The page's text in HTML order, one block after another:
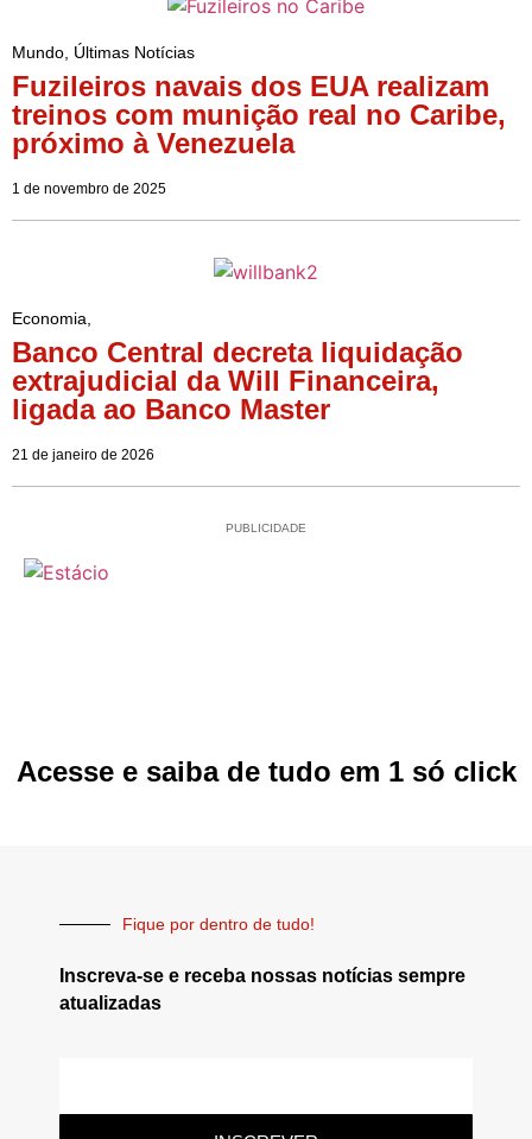
Mundo Últimas Notícias
Fuzileiros navais dos EUA realizam
treinos com munição real no Caribe,
próximo à Venezuela
1 de novembro de 2025
Economia,
Banco Central decreta liquidação
extrajudicial da Will Financeira,
ligada ao Banco Master
21 de janeiro de 2026
PUBLICIDADE
Acesse e saiba de tudo em 1 só click
Fique por dentro de tudo!
Inscreva-se e receba nossas notícias sempre
atualizadas